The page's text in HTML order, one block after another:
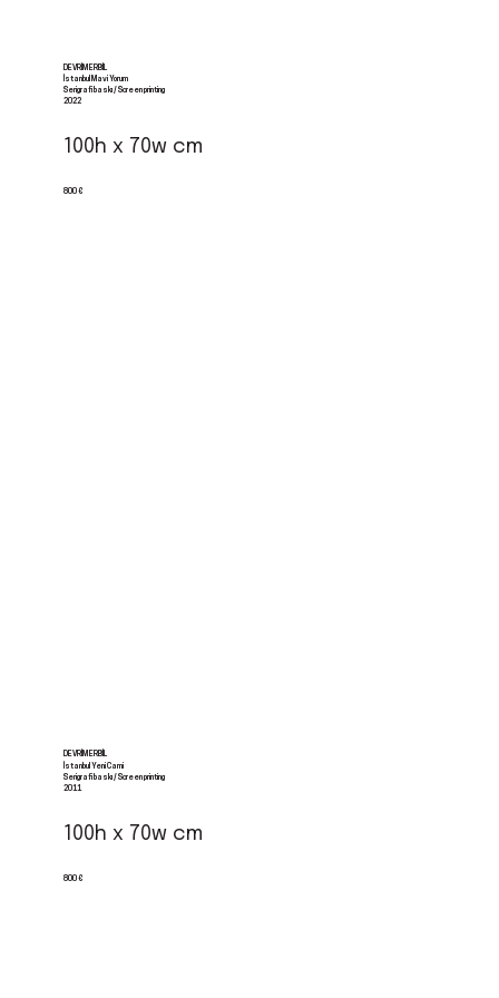
DEVRIM ERBIL
İstanbul Mavi Yorum
2022
100h x 70w cm
Serigrafi baskı / Screen printing
800 €
DEVRIM ERBIL
İstanbul Yeni Cami
2011
100h x 70w cm
Serigrafi baskı / Screen printing
800 €